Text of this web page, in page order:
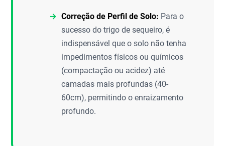
Correção de Perfil de Solo: Para o
sucesso do trigo de sequeiro, é
indispensável que o solo não tenha
impedimentos físicos ou químicos
(compactação ou acidez) até
camadas mais profundas (40-
60cm), permitindo o enraizamento
profundo.